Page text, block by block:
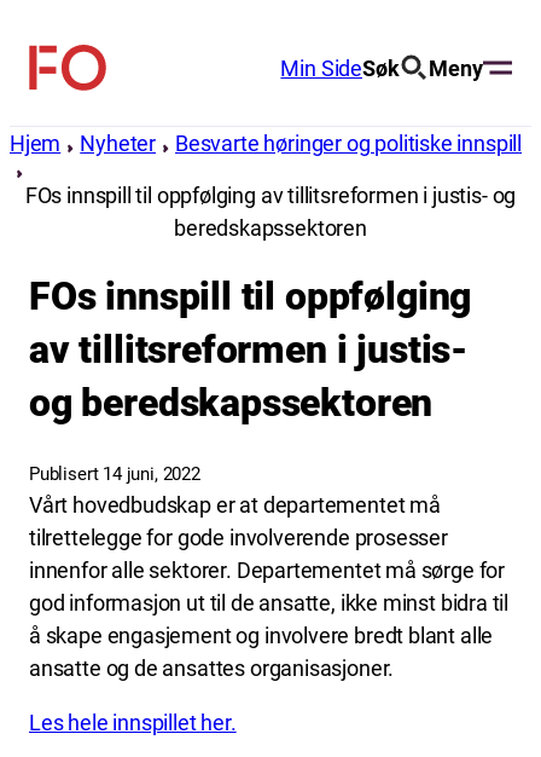
innhold
FO
Min SideSøk Meny
Hjem Nyheter Besvarte høringer og politiske innspill
FOs innspill til oppfølging av tillitsreformen i justis- og
beredskapssektoren
FOs innspill til oppfølging
av tillitsreformen i justis-
og beredskapssektoren
Publisert 14 juni, 2022
Vårt hovedbudskap er at departementet må
tilrettelegge for gode involverende prosesser
innenfor alle sektorer. Departementet må sørge for
god informasjon ut til de ansatte, ikke minst bidra til
å skape engasjement og involvere bredt blant alle
ansatte og de ansattes organisasjoner.
Les hele innspillet her.